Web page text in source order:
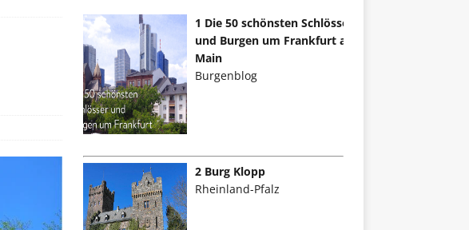
1 Die 50 schönsten Schlösser
und Burgen um Frankfurt am
Main
Burgenblog
2 Burg Klopp
Rheinland-Pfalz